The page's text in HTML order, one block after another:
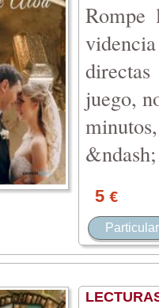
Rompe
juego,
&ndash
5 €
Particular